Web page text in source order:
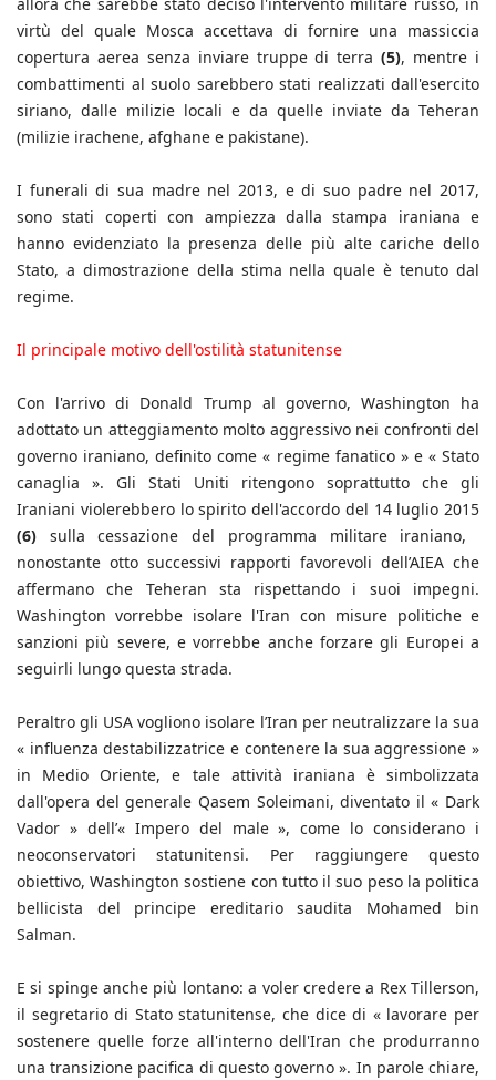
virtù del quale Mosca accettava di fornire una massiccia
copertura aerea senza inviare truppe di terra(5), mentre i
combattimenti al suolo sarebbero stati realizzati dall'esercito
siriano, dalle milizie locali e da quelle inviate da Teheran
(milizie irachene, afghane e pakistane).
I funerali di sua madre nel 2013, e di suo padre nel 2017,
sono stati coperti con ampiezza dalla stampa iraniana e
hanno evidenziato la presenza delle più alte cariche dello
Stato, a dimostrazione della stima nella quale è tenuto dal
regime.
Il principale motivo dell'ostilità statunitense
Con l'arrivo di Donald Trump al governo, Washington ha
adottato un atteggiamento molto aggressivo nei confronti del
governo iraniano, definito come « regime fanatico » e « Stato
canaglia ». Gli Stati Uniti ritengono soprattutto che gli
Iraniani violerebbero lo spirito dell'accordo del 14 luglio 2015
(6) sulla cessazione del programma militare iraniano,
nonostante otto successivi rapporti favorevoli dell’AIEA che
affermano che Teheran sta rispettando i suoi impegni.
Washington vorrebbe isolare l'Iran con misure politiche e
sanzioni più severe, e vorrebbe anche forzare gli Europei a
seguirli lungo questa strada.
Peraltro gli USA vogliono isolare l’Iran per neutralizzare la sua
« influenza destabilizzatrice e contenere la sua aggressione »
in Medio Oriente, e tale attività iraniana è simbolizzata
dall'opera del generale Qasem Soleimani, diventato il « Dark
Vador » dell’« Impero del male », come lo considerano i
neoconservatori statunitensi. Per raggiungere questo
obiettivo, Washington sostiene con tutto il suo peso la politica
bellicista del principe ereditario saudita Mohamed bin
Salman.
E si spinge anche più lontano: a voler credere a Rex Tillerson,
il segretario di Stato statunitense, che dice di « lavorare per
sostenere quelle forze all'interno dell'Iran che produrranno
una transizione pacifica di questo governo ». In parole chiare,